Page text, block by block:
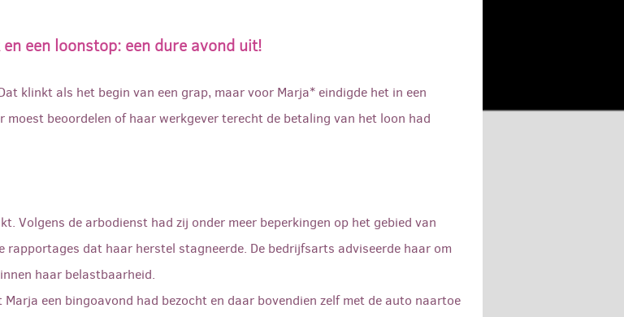
een loonstop: een dure avond uit!
klinkt als het begin van een grap, maar voor Marja* eindigde het in een
beoordelen of haar werkgever terecht de betaling van het loon had
Volgens de arbodienst had zij onder meer beperkingen op het gebied van
dat haar herstel stagneerde. De bedrijfsarts adviseerde haar om
haar belastbaarheid.
een bingoavond had bezocht en daar bovendien zelf met de auto naartoe